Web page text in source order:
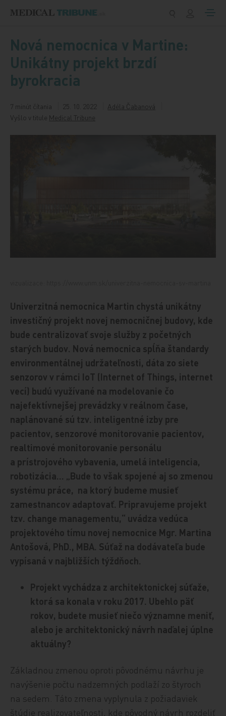
Nová nemocnica v Martine:
Unikátny projekt brzdí
byrokracia
7 minút čítania 25. 10. 2022
Adéla Čabanová
Vyšlo v titule Medical Tribune
Univerzitná nemocnica Martin chystá unikátny
investičný projekt novej nemocničnej budovy, kde
bude centralizovať svoje služby z početných
starých budov. Nová nemocnica spĺňa štandardy
environmentálnej udržateľnosti, dáta zo siete
senzorov v rámci IoT (Internet of Things, internet
vecí) budú využívané na modelovanie čo
najefektívnejšej prevádzky v reálnom čase,
naplánované sú tzv. inteligentné izby pre
pacientov, senzorové monitorovanie pacientov,
realtimové monitorovanie personálu
a prístrojového vybavenia, umelá inteligencia,
robotizácia... „Bude to však spojené aj so zmenou
systému práce, na ktorý budeme musieť
zamestnancov adaptovať. Pripravujeme projekt
tzv. change managementu,“ uvádza vedúca
projektového tímu novej nemocnice Mgr. Martina
Antošová, PhD., MBA. Súťaž na dodávateľa bude
vypísaná v najbližších týždňoch.
Projekt vychádza z architektonickej súťaže,
ktorá sa konala v roku 2017. Ubehlo päť
rokov, budete musieť niečo významne meniť,
alebo je architektonický návrh naďalej úplne
aktuálny?
Základnou zmenou oproti pôvodnému návrhu je
navýšenie počtu nadzemných podlaží zo štyroch
na sedem. Táto zmena vyplynula z požiadaviek
štúdie realizovateľnosti, kde pôvodný návrh rozdeliť